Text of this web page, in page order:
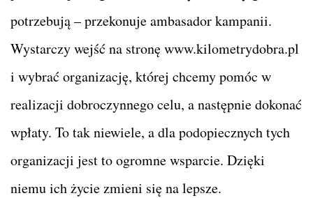
potrzebują – przekonuje ambasador kampanii.
Wystarczy wejść na stronę www.kilometrydobra.pl
i wybrać organizację, której chcemy pomóc w
realizacji dobroczynnego celu, a następnie dokonać
wpłaty. To tak niewiele, a dla podopiecznych tych
organizacji jest to ogromne wsparcie. Dzięki
niemu ich życie zmieni się na lepsze.